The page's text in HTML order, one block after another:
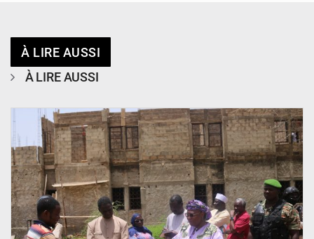
À LIRE AUSSI
À LIRE AUSSI